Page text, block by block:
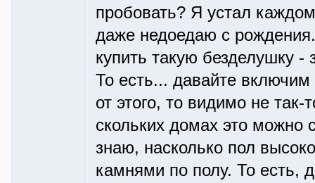
пробовать? Я устал
даже недоедаю с
купить такую безделушку
То есть... давайте
от этого, то видимо не
скольких домах это можно
знаю, насколько пол
камнями по полу. То есть,